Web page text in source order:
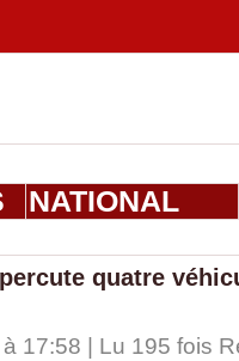
NATIONAL
quatre
17:58 | Lu 195 fois